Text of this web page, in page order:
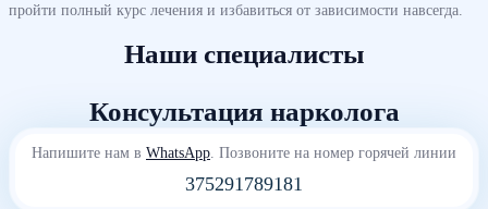
пройти полный курс лечения и избавиться от зависимости навсегда.
Наши специалисты
Консультация нарколога
Напишите нам в WhatsApp . Позвоните на номер горячей линии
375291789181